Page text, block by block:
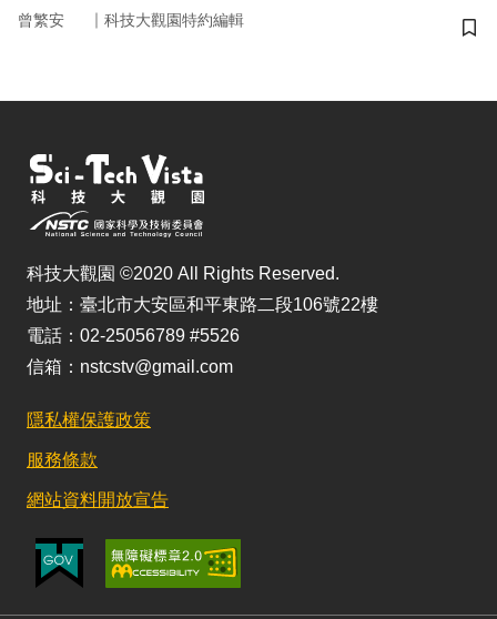
曾繁安 ｜ 科技大觀園特約編輯
儲
科技大觀園 ©2020 All Rights Reserved.
地址：臺北市大安區和平東路二段106號22樓
電話：02-25056789 #5526
信箱：nstcstv@gmail.com
隱私權保護政策
服務條款
網站資料開放宣告